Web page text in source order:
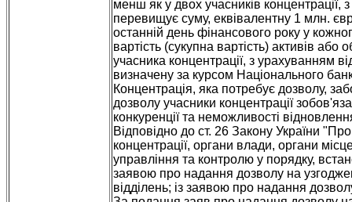
менш як у двох учасників
перевищує суму, еквівалентну 1 млн.
останній день фінансового року у
вартість (сукупна вартість) активів або
учасника концентрації, з урахуванням
визначену за курсом Національного
Концентрація, яка потребує дозволу,
дозволу учасники концентрації
конкуренції та неможливості
Відповідно до ст. 26 Закону України
концентрації, органи влади, органи
управління та контролю у порядку,
заявою про надання дозволу на
відділень; із заявою про надання